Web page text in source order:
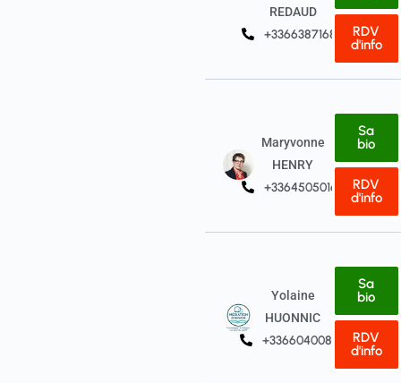
REDAUD
+33663871682
RDV
d'info
Maryvonne
HENRY
+33645050165
Sa
bio
RDV
d'info
Yolaine
HUONNIC
+33660400849
Sa
bio
RDV
d'info